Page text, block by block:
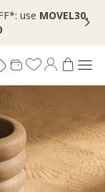
OFF*: useMOVEL30,